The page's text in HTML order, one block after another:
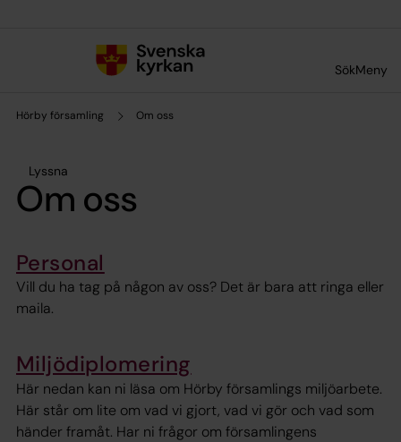
SökMeny
Hörby församling Om oss
Lyssna
Om oss
Personal
Vill du ha tag på någon av oss? Det är bara att ringa eller
maila.
Miljödiplomering
Här nedan kan ni läsa om Hörby församlings miljöarbete.
Här står om lite om vad vi gjort, vad vi gör och vad som
händer framåt. Har ni frågor om församlingens